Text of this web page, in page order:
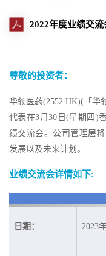
2022年度业绩交流
尊敬的投资者：
华领医药(2552.HK)(「华
代表在3月30日(星期四)
绩交流会。公司管理层
发展以及未来计划。
业绩交流会详情如下:
日期： 2023